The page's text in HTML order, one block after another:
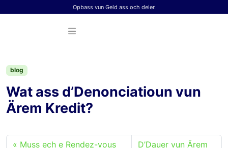
Opbass vun Geld ass och deier.
blog
Wat ass d’Denonciatioun vun
Ärem Kredit?
Muss ech e Rendez-vous
D’Dauer vun Ärem